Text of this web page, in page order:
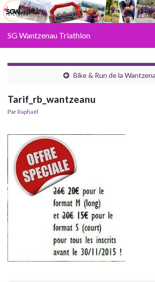
SG Wantzenau Triathlon
Bike & Run de la
Tarif_rb_wantzeanu
ParRaphaël